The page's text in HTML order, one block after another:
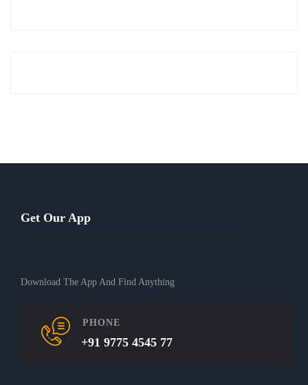
Get Our App
Download The App And Find Anything
PHONE
+91 9775 4545 77